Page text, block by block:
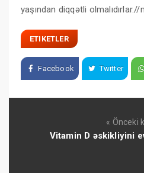
yaşından diqqətli
ETIKETLER
Facebook Twitter
« Önceki
Vitamin D əskikliyini